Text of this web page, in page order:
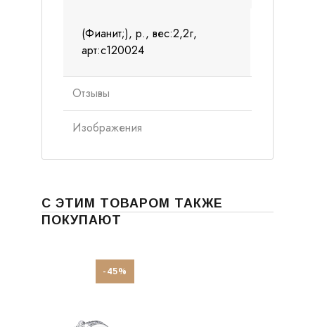
(Фианит;), р., вес:2,2г,
арт:с120024
Отзывы
Изображения
С ЭТИМ ТОВАРОМ ТАКЖЕ
ПОКУПАЮТ
-45%